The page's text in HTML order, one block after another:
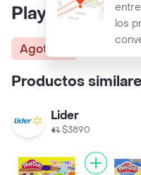
los
Play Doh
Agotado
Productos
Lider
$3890